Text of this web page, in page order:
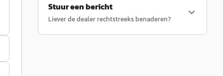
Stuur een bericht
Liever de dealer rechtstreeks benaderen?